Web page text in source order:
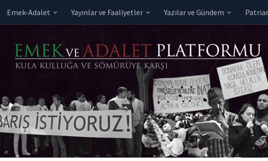
Skip to content
Emek-Adalet Yayınlar ve Faaliyetler Yazılar ve Gündem